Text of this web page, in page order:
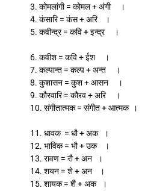
3. कोमलांगी = कोमल + अंगी ।
4. कंसारि = कंस + अरि ।
5. कवीन्द्र = कवि + इन्द्र ।
6. कवीश = कवि + ईश ।
7. कल्पान्त = कल्प + अन्त ।
8. कुशासन = कुश + आसन ।
9. कौरवारि = कौरव + अरि ।
10. संगीतात्मक = संगीत + आत्मक ।
11. धावक = धौ + अक ।
12. भाविक = भौ + उक ।
13. रावण = रौ + अन ।
14. शयन = शे + अन ।
15. शायक = शै + अक ।